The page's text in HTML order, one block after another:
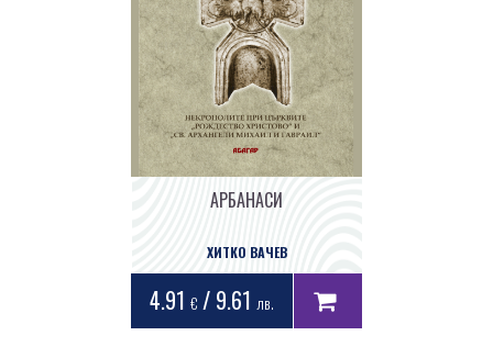
АРБАНАСИ
ХИТКО ВАЧЕВ
4.91€ / 9.61 лв.